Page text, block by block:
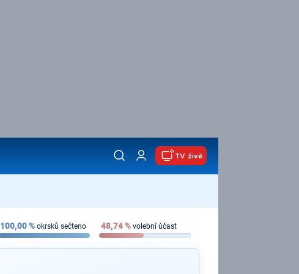
TV živě
100,00% okrsků sečteno 48,74% volební účast